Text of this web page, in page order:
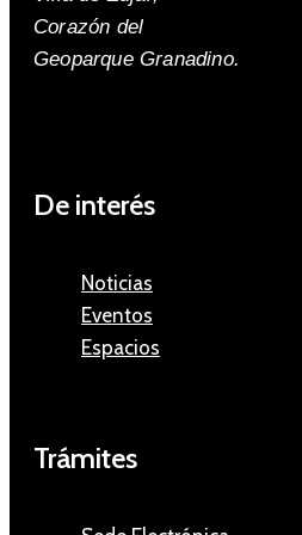
Corazón del
Geoparque Granadino.
De interés
Noticias
Eventos
Espacios
Trámites